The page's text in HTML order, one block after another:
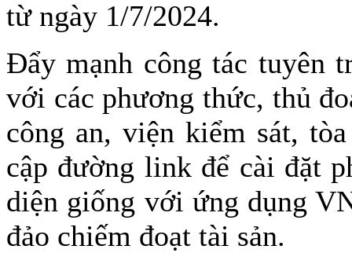
từ ngày 1/7/2024.
Đẩy mạnh công tác tuyên
với các phương thức, thủ
công an, viện kiểm sát,
cập đường link để cài đặt
diện giống với ứng dụng
đảo chiếm đoạt tài sản.